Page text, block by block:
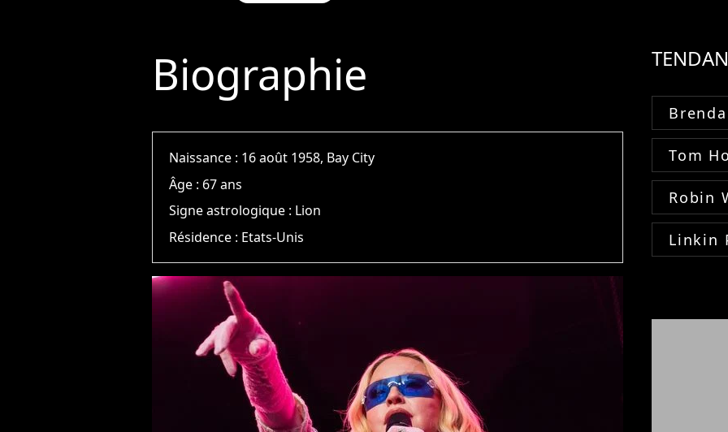
Biographie
Naissance : 16 août 1958, Bay City
Âge : 67 ans
Signe astrologique : Lion
Résidence : Etats-Unis
Tom
Robin
Linkin